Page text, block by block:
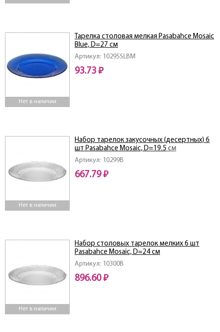
Нет в наличии
Артикул: 10295SLBM
Тарелка столовая мелкая Pasabahce Mosaic
Blue, D=27 см
93.73 ₽
Нет в наличии
Артикул: 10299B
Набор тарелок закусочных (десертных) 6
шт Pasabahce Mosaic, D=19.5 см
667.79 ₽
Нет в наличии
Артикул: 10300B
Набор столовых тарелок мелких 6 шт
Pasabahce Mosaic, D=24 см
896.60 ₽